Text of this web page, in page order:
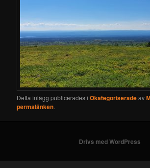
Detta inlägg publicerades iOkategoriseradeav
permalänken.
Drivs med WordPress